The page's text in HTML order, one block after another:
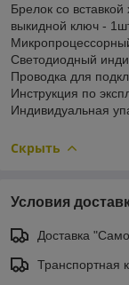
Брелок со
выкидной ключ -
Светодиодный
Проводка для
Инструкция по
Индивидуальная
Скрыть
Условия
Доставка
Транспортная